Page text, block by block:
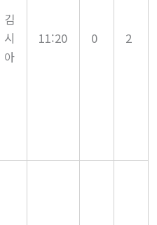
김
시
아
11:20 0 2